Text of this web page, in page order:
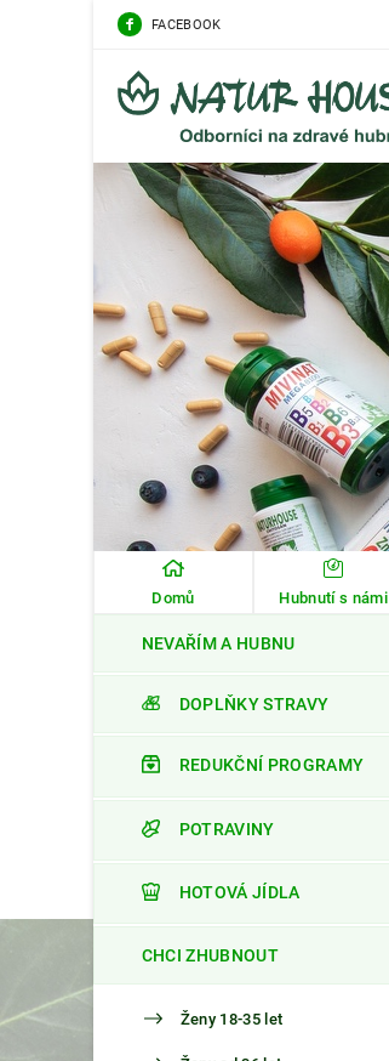
FACEBOOK
Domů Hubnutí s námi
NEVAŘÍM A HUBNU
DOPLŇKY STRAVY
REDUKČNÍ PROGRAMY
POTRAVINY
HOTOVÁ JÍDLA
CHCI ZHUBNOUT
Ženy 18-35 let